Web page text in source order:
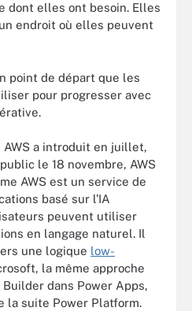
dont elles ont besoin. Elles
endroit où elles peuvent
point de départ que les
pour progresser avec
a introduit en juillet,
le 18 novembre, AWS
AWS est un service de
basé sur l’IA
peuvent utiliser
en langage naturel. Il
une logique low-
la même approche
dans Power Apps,
la suite Power Platform.